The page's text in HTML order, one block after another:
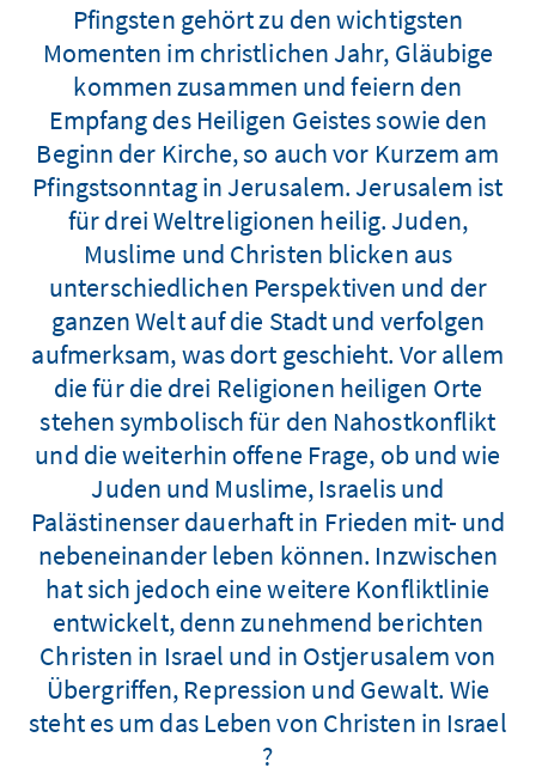
Pfingsten gehört zu den wichtigsten
Momenten im christlichen Jahr, Gläubige
kommen zusammen und feiern den
Empfang des Heiligen Geistes sowie den
Beginn der Kirche, so auch vor Kurzem am
Pfingstsonntag in Jerusalem. Jerusalem ist
für drei Weltreligionen heilig. Juden,
Muslime und Christen blicken aus
unterschiedlichen Perspektiven und der
ganzen Welt auf die Stadt und verfolgen
aufmerksam, was dort geschieht. Vor allem
die für die drei Religionen heiligen Orte
stehen symbolisch für den Nahostkonflikt
und die weiterhin offene Frage, ob und wie
Juden und Muslime, Israelis und
Palästinenser dauerhaft in Frieden mit- und
nebeneinander leben können. Inzwischen
hat sich jedoch eine weitere Konfliktlinie
entwickelt, denn zunehmend berichten
Christen in Israel und in Ostjerusalem von
Übergriffen, Repression und Gewalt. Wie
steht es um das Leben von Christen in Israel
?